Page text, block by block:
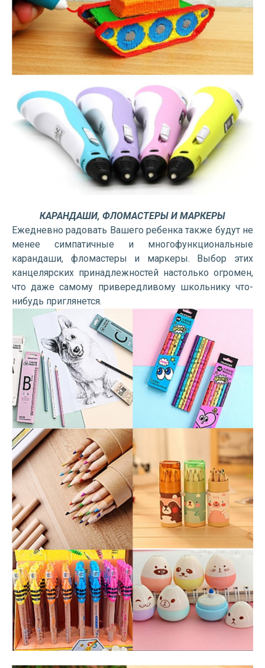
КАРАНДАШИ, ФЛОМАСТЕРЫ И МАРКЕРЫ
Ежедневно радовать Вашего ребенка также будут не
менее симпатичные и многофункциональные
карандаши, фломастеры и маркеры. Выбор этих
канцелярских принадлежностей настолько огромен,
что даже самому привередливому школьнику что-
нибудь приглянется.